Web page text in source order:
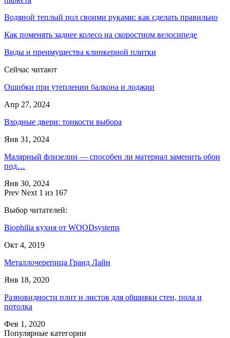
Водяной теплый пол своими руками: как сделать правильно
Как поменять заднее колесо на скоростном велосипеде
Виды и преимущества клинкерной плитки
Сейчас читают
Ошибки при утеплении балкона и лоджии
Апр 27, 2024
Входные двери: тонкости выбора
Янв 31, 2024
Малярный флизелин — способен ли материал заменить обои
под…
Янв 30, 2024
Prev Next 1 из 167
Выбор читателей:
Biophilia кухня от WOODsystems
Окт 4, 2019
Металлочерепица Гранд Лайн
Янв 18, 2020
Разновидности плит и листов для обшивки стен, пола и
потолка
Фев 1, 2020
Популярные категории